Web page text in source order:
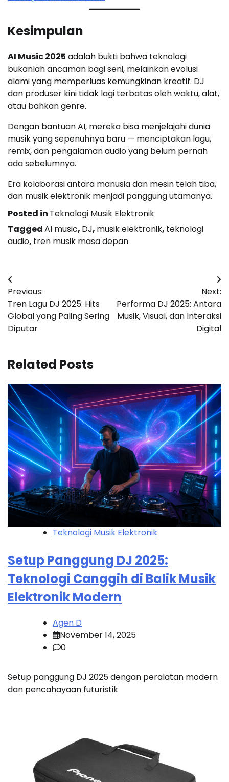
Kesimpulan
AI Music 2025 adalah bukti bahwa teknologi
bukanlah ancaman bagi seni, melainkan evolusi
alami yang memperluas kemungkinan kreatif. DJ
dan produser kini tidak lagi terbatas oleh waktu, alat,
atau bahkan genre.
Dengan bantuan AI, mereka bisa menjelajahi dunia
musik yang sepenuhnya baru — menciptakan lagu,
remix, dan pengalaman audio yang belum pernah
ada sebelumnya.
Era kolaborasi antara manusia dan mesin telah tiba,
dan musik elektronik menjadi panggung utamanya.
Posted in Teknologi Musik Elektronik
TaggedAI music, DJ, musik elektronik, teknologi
audio, tren musik masa depan
Post
navigation
Previous:
Tren Lagu DJ 2025: Hits
Global yang Paling Sering
Diputar
Next:
Performa DJ 2025: Antara
Musik, Visual, dan Interaksi
Digital
Related Posts
Teknologi Musik Elektronik
Setup Panggung DJ 2025:
Teknologi Canggih di Balik Musik
Elektronik Modern
Agen D
November 14, 2025
0
Setup panggung DJ 2025 dengan peralatan modern
dan pencahayaan futuristik